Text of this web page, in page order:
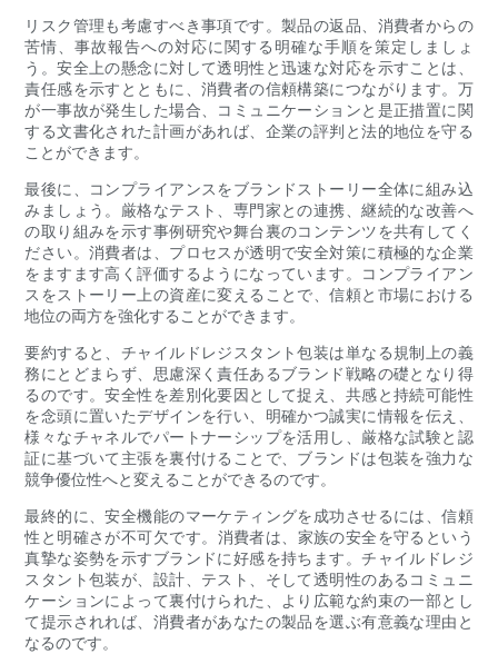
リスク管理も考慮すべき事項です。製品の返品、消費者からの
苦情、事故報告への対応に関する明確な手順を策定しましょ
う。安全上の懸念に対して透明性と迅速な対応を示すことは、
責任感を示すとともに、消費者の信頼構築につながります。万
が一事故が発生した場合、コミュニケーションと是正措置に関
する文書化された計画があれば、企業の評判と法的地位を守る
ことができます。
最後に、コンプライアンスをブランドストーリー全体に組み込
みましょう。厳格なテスト、専門家との連携、継続的な改善へ
の取り組みを示す事例研究や舞台裏のコンテンツを共有してく
ださい。消費者は、プロセスが透明で安全対策に積極的な企業
をますます高く評価するようになっています。コンプライアン
スをストーリー上の資産に変えることで、信頼と市場における
地位の両方を強化することができます。
要約すると、チャイルドレジスタント包装は単なる規制上の義
務にとどまらず、思慮深く責任あるブランド戦略の礎となり得
るのです。安全性を差別化要因として捉え、共感と持続可能性
を念頭に置いたデザインを行い、明確かつ誠実に情報を伝え、
様々なチャネルでパートナーシップを活用し、厳格な試験と認
証に基づいて主張を裏付けることで、ブランドは包装を強力な
競争優位性へと変えることができるのです。
最終的に、安全機能のマーケティングを成功させるには、信頼
性と明確さが不可欠​​です。消費者は、家族の安全を守るという
真摯な姿勢を示すブランドに好感を持ちます。チャイルドレジ
スタント包装が、設計、テスト、そして透明性のあるコミュニ
ケーションによって裏付けられた、より広範な約束の一部とし
て提示されれば、消費者があなたの製品を選ぶ有意義な理由と
なるのです。